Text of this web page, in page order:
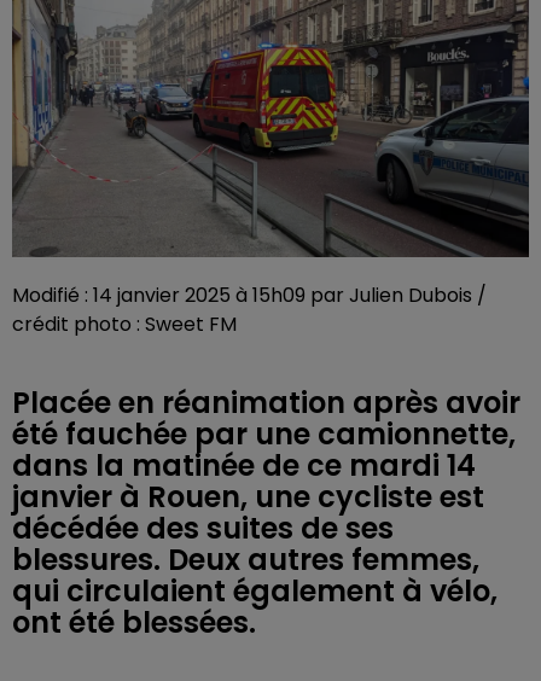
Modifié : 14 janvier 2025 à 15h09 par Julien Dubois /
crédit photo : Sweet FM
Placée en réanimation après avoir
été fauchée par une camionnette,
dans la matinée de ce mardi 14
janvier à Rouen, une cycliste est
décédée des suites de ses
blessures. Deux autres femmes,
qui circulaient également à vélo,
ont été blessées.